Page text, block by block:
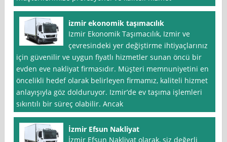
izmir ekonomik taşımacılık
Izmir Ekonomik Taşımacılık, Izmir ve
çevresindeki yer değiştirme ihtiyaçlarınız
için güvenilir ve uygun fiyatlı hizmetler sunan öncü bir
evden eve nakliyat firmasıdır. Müşteri memnuniyetini en
öncelikli hedef olarak belirleyen firmamız, kaliteli hizmet
anlayışıyla göz dolduruyor. Izmir’de ev taşıma işlemleri
sıkıntılı bir süreç olabilir. Ancak
İzmir Efsun Nakliyat
İzmir Efsun Nakliyat olarak, siz değerli